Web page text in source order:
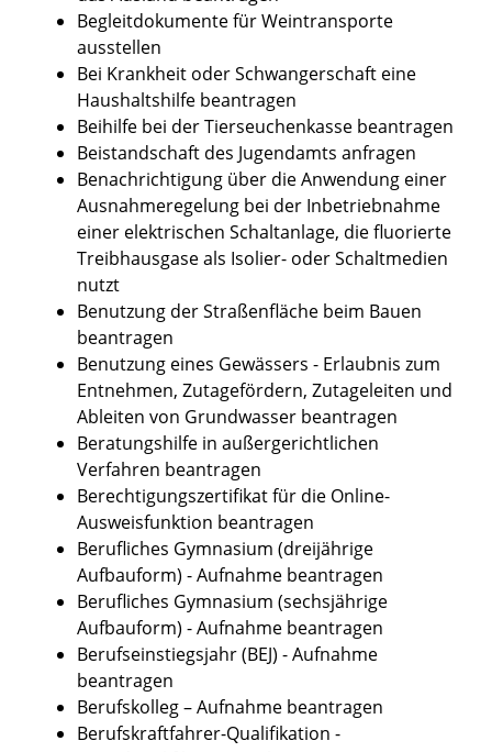
Begleitdokumente für Weintransporte
ausstellen
Bei Krankheit oder Schwangerschaft eine
Haushaltshilfe beantragen
Beihilfe bei der Tierseuchenkasse beantragen
Beistandschaft des Jugendamts anfragen
Benachrichtigung über die Anwendung einer
Ausnahmeregelung bei der Inbetriebnahme
einer elektrischen Schaltanlage, die fluorierte
Treibhausgase als Isolier- oder Schaltmedien
nutzt
Benutzung der Straßenfläche beim Bauen
beantragen
Benutzung eines Gewässers - Erlaubnis zum
Entnehmen, Zutagefördern, Zutageleiten und
Ableiten von Grundwasser beantragen
Beratungshilfe in außergerichtlichen
Verfahren beantragen
Berechtigungszertifikat für die Online-
Ausweisfunktion beantragen
Berufliches Gymnasium (dreijährige
Aufbauform) - Aufnahme beantragen
Berufliches Gymnasium (sechsjährige
Aufbauform) - Aufnahme beantragen
Berufseinstiegsjahr (BEJ) - Aufnahme
beantragen
Berufskolleg – Aufnahme beantragen
Berufskraftfahrer-Qualifikation -